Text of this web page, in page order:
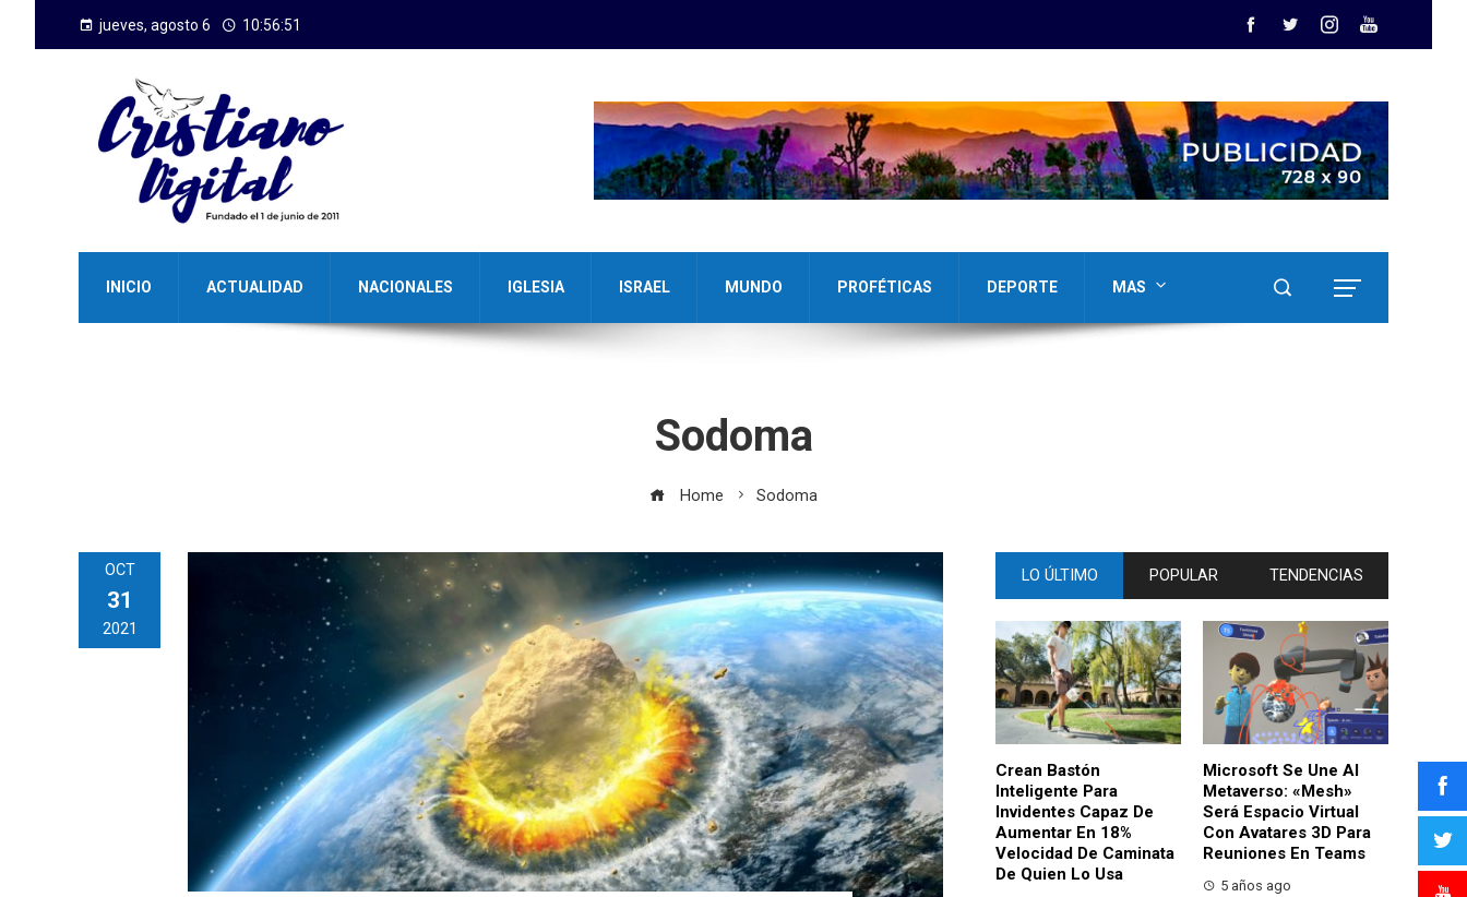
jueves, agosto 6 10:56:51
INICIO ACTUALIDAD NACIONALES IGLESIA ISRAEL MUNDO PROFÉTICAS DEPORTE MAS
Sodoma
Home Sodoma
OCT
31
2021
LO ÚLTIMO POPULAR TENDENCIAS
Crean Bastón
Inteligente Para
Invidentes Capaz De
Aumentar En 18%
Velocidad De Caminata
De Quien Lo Usa
Microsoft Se Une Al
Metaverso: «Mesh»
Será Espacio Virtual
Con Avatares 3D Para
Reuniones En Teams
5 años ago